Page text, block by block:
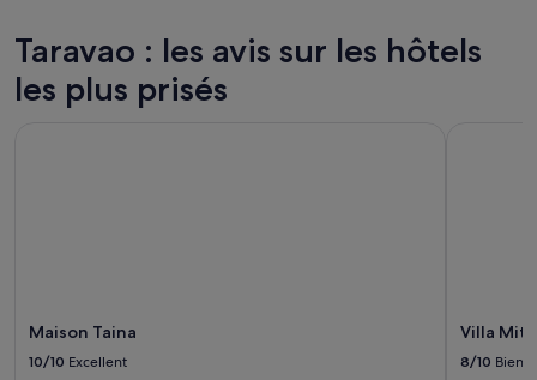
pour
2 adultes.
Les
prix
peuvent
s’appliquer.
Taravao : les avis sur les hôtels
les plus prisés
Maison Taina
10/10 Excellent
Villa
8/10 Bien